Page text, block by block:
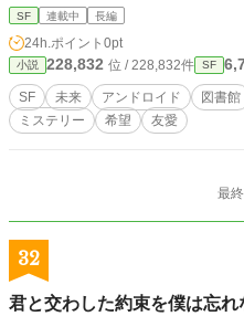
SF 連載中 長編
24h.ポイント 0pt
小説 228,832 位 / 228,832件 SF
SF 未来 アンドロイド 図書館
ミステリー
希望 友愛
最
32
君と交わした約束を僕は忘れ